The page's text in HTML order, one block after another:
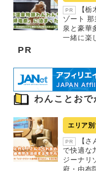
PR
【栃
ゾート
泉と豪華
一緒に楽
PR
わんことお
エリア
PR
【さ
で快適な
ジーナリ
府・由布